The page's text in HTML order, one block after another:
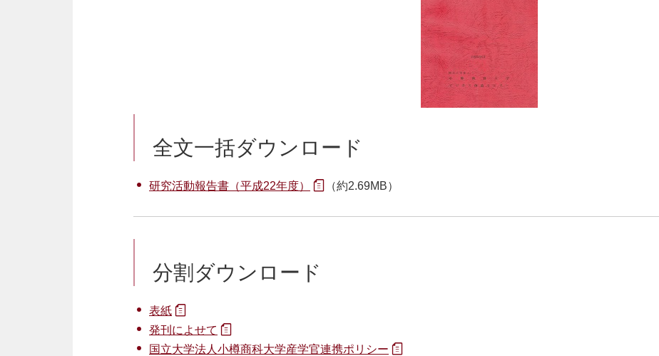
全文一括ダウンロード
研究活動報告書（平成22年度） （約2.69MB）
分割ダウンロード
表紙
発刊によせて
国立大学法人小樽商科大学産学官連携ポリシー